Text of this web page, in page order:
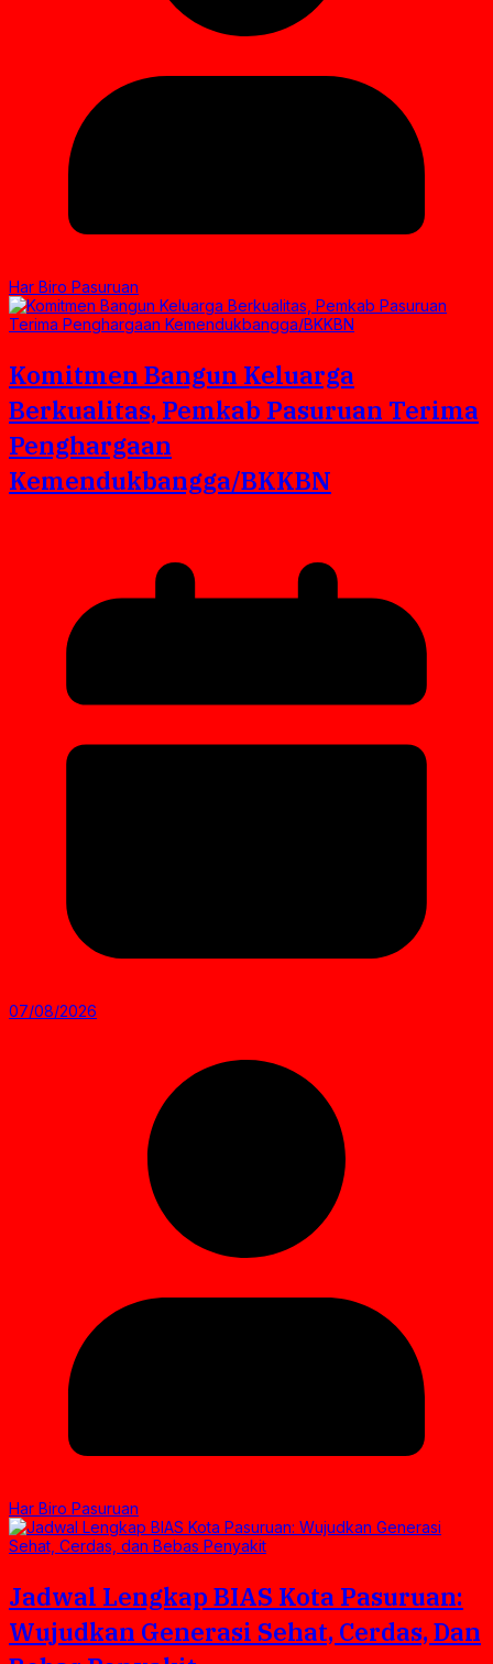
Har Biro Pasuruan
Komitmen Bangun Keluarga
Berkualitas, Pemkab Pasuruan Terima
Penghargaan
Kemendukbangga/BKKBN
07/08/2026
Har Biro Pasuruan
Jadwal Lengkap BIAS Kota Pasuruan:
Wujudkan Generasi Sehat, Cerdas, Dan